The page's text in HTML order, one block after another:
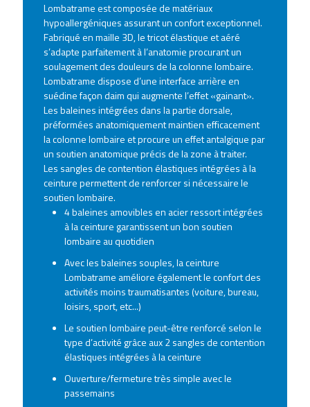
Lombatrame est composée de matériaux
hypoallergéniques assurant un confort exceptionnel.
Fabriqué en maille 3D, le tricot élastique et aéré
s’adapte parfaitement à l’anatomie procurant un
soulagement des douleurs de la colonne lombaire.
Lombatrame dispose d’une interface arrière en
suédine façon daim qui augmente l’effet «gainant».
Les baleines intégrées dans la partie dorsale,
préformées anatomiquement maintien efficacement
la colonne lombaire et procure un effet antalgique par
un soutien anatomique précis de la zone à traiter.
Les sangles de contention élastiques intégrées à la
ceinture permettent de renforcer si nécessaire le
soutien lombaire.
4 baleines amovibles en acier ressort intégrées
à la ceinture garantissent un bon soutien
lombaire au quotidien
Avec les baleines souples, la ceinture
Lombatrame améliore également le confort des
activités moins traumatisantes (voiture, bureau,
loisirs, sport, etc...)
Le soutien lombaire peut-être renforcé selon le
type d’activité grâce aux 2 sangles de contention
élastiques intégrées à la ceinture
Ouverture/fermeture très simple avec le
passemains